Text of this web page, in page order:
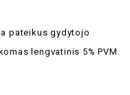
pateikus gydytojo
lengvatinis 5% PVM.